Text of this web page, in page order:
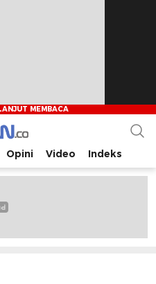
fakta bagi pembaca
Opini Video Indeks